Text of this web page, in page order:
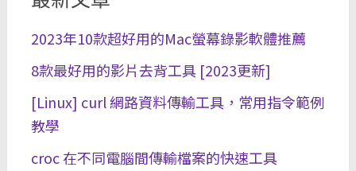
2023年10款超好用的Mac螢幕錄影軟體推薦
8款最好用的影片去背工具 [2023更新]
[Linux] curl 網路資料傳輸工具，常用指令範例
教學
croc 在不同電腦間傳輸檔案的快速工具